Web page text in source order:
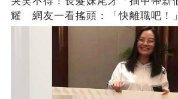
耀 網友一看搖頭：「快離職吧！」